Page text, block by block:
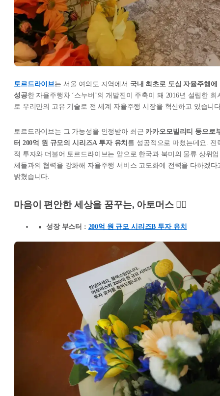
토르드라이브는 서울 여의도 지역에서 국내 최초로 도심 자율주행에
성공한 자율주행차 ‘스누버’의 개발진이 주축이 돼 2016년 설립한 회
로 우리만의 고유 기술로 전 세계 자율주행 시장을 혁신하고 있습니
토르드라이브는 그 가능성을 인정받아 최근 카카오모빌리티 등으로
터 200억 원 규모의 시리즈A 투자 유치 를 성공적으로 마쳤는데요. 전
적 투자와 더불어 토르드라이브는 앞으로 한국과 북미의 물류 상위업
체들과의 협력을 강화해 자율주행 서비스 고도화에 전력을 다하겠다
밝혔습니다.
마음이 편안한 세상을 꿈꾸는, 아토머스 🧘‍♂️
성장 부스터 : 200억 원 규모 시리즈B 투자 유치